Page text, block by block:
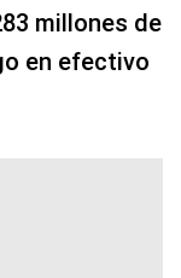
millones de
en efectivo